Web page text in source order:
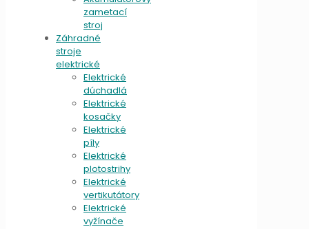
zametací
stroj
Záhradné
stroje
elektrické
Elektrické
dúchadlá
Elektrické
kosačky
Elektrické
píly
Elektrické
plotostrihy
Elektrické
vertikutátory
Elektrické
vyžínače